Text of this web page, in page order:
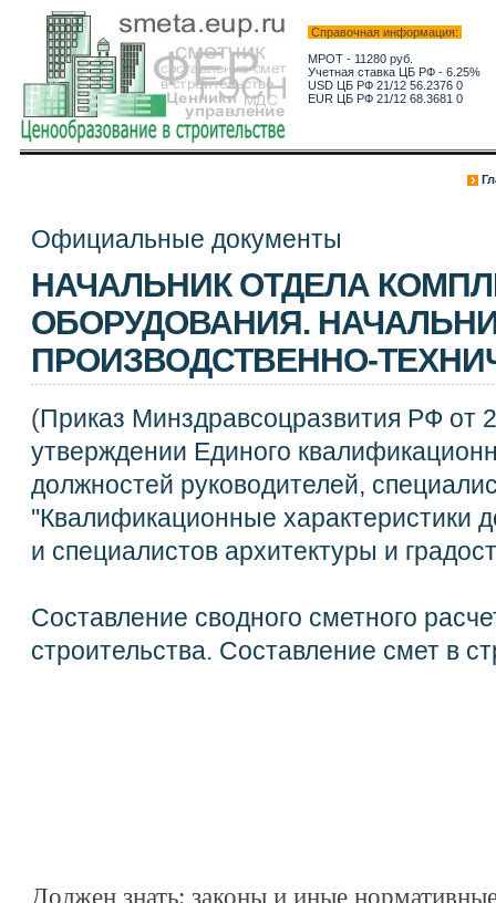
Справочная информация:
МРОТ - 11280 руб.
Учетная ставка ЦБ РФ - 6.25%
USD ЦБ РФ 21/12 56.2376 0
EUR ЦБ РФ 21/12 68.3681 0
Официальные документы
НАЧАЛЬНИК ОТДЕЛА
ОБОРУДОВАНИЯ.
ПРОИЗВОДСТВЕННО-
(Приказ Минздравсоцразвития РФ от
утверждении Единого
должностей руководителей,
''Квалификационные характеристики
и специалистов архитектуры и
Составление сводного сметного
строительства. Составление смет в
Должен знать: законы и иные